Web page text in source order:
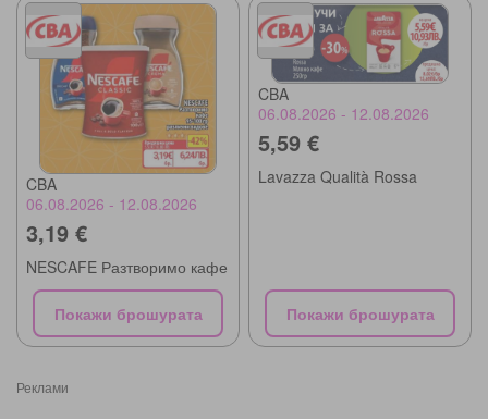
CBA
06.08.2026 - 12.08.2026
3,19 €
NESCAFE Разтворимо кафе
Покажи брошурата
CBA
06.08.2026 - 12.08.2026
5,59 €
Lavazza Qualità Rossa
Покажи брошурата
Реклами